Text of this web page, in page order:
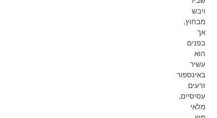
ויבש
מבחוץ,
אך
בפנים
הוא
עשיר
באינספור
זרעים
עסיסיים,
מלאי